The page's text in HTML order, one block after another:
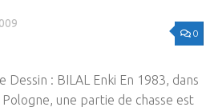
0
Dessin : BILAL Enki En 1983, dans
une partie de chasse est